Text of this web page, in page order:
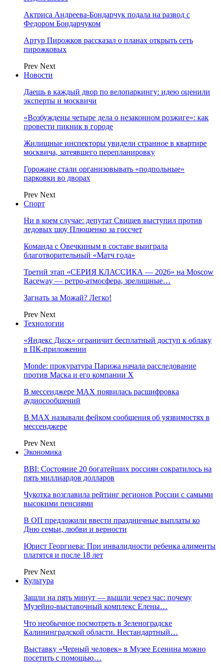
Актриса Андреева-Бондарчук подала на развод с
Федором Бондарчуком
Артур Пирожков рассказал о планах открыть сеть
пирожковых
Prev Next
Новости
Даешь в каждый двор по велопаркингу: идею оценили
эксперты и москвичи
«Возбуждены четыре дела о незаконном розжиге»: как
провести пикник в городе
Жилищные инспекторы увидели странное в квартире
москвича, затеявшего перепланировку
Горожане стали организовывать «подпольные»
парковки во дворах
Prev Next
Спорт
Ни в коем случае: депутат Свищев выступил против
ледовых шоу Плющенко за госсчет
Команда с Овечкиным в составе выиграла
благотворительный «Матч года»
Третий этап «СЕРИЯ КЛАССИКА — 2026» на Moscow
Raceway — ретро‑атмосфера, зрелищные…
Загнать за Можай? Легко!
Prev Next
Технологии
«Яндекс Диск» ограничит бесплатный доступ к облаку
в ПК-приложении
Monde: прокуратура Парижа начала расследование
против Маска и его компании X
В мессенджере MAX появилась расшифровка
аудиосообщений
В МAX называли фейком сообщения об уязвимостях в
мессенджере
Prev Next
Экономика
BBI: Состояние 20 богатейших россиян сократилось на
пять миллиардов долларов
Чукотка возглавила рейтинг регионов России с самыми
высокими пенсиями
В ОП предложили ввести праздничные выплаты ко
Дню семьи, любви и верности
Юрист Георгиева: При инвалидности ребенка алименты
платятся и после 18 лет
Prev Next
Культура
Зашли на пять минут — вышли через час: почему
Музейно-выставочный комплекс Елены…
Что необычное посмотреть в Зеленоградске
Калининградской области. Нестандартный…
Выставку «Черный человек» в Музее Есенина можно
посетить с помощью…